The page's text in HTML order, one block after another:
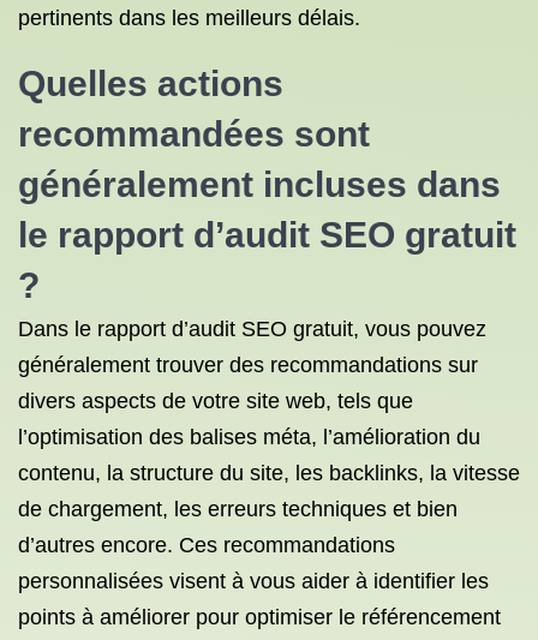
pertinents dans les meilleurs délais.
Quelles actions
recommandées sont
généralement incluses dans
le rapport d’audit SEO gratuit
?
Dans le rapport d’audit SEO gratuit, vous pouvez
généralement trouver des recommandations sur
divers aspects de votre site web, tels que
l’optimisation des balises méta, l’amélioration du
contenu, la structure du site, les backlinks, la vitesse
de chargement, les erreurs techniques et bien
d’autres encore. Ces recommandations
personnalisées visent à vous aider à identifier les
points à améliorer pour optimiser le référencement